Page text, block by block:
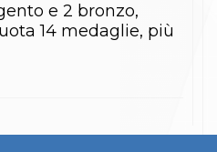
e 2 bronzo,
14 medaglie, più